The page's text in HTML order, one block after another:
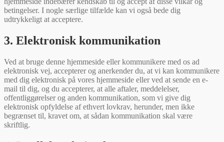
betingelser. I nogle særlige tilfælde kan vi også bede dig
udtrykkeligt at acceptere.
3. Elektronisk kommunikation
Ved at bruge denne hjemmeside eller kommunikere med os ad
elektronisk vej, accepterer og anerkender du, at vi kan kommunikere
med dig elektronisk på vores hjemmeside eller ved at sende en e-
mail til dig, og du accepterer, at alle aftaler, meddelelser,
offentliggørelser og anden kommunikation, som vi give dig
elektronisk opfyldelse af ethvert lovkrav, herunder, men ikke
begrænset til, kravet om, at sådan kommunikation skal være
skriftlig.